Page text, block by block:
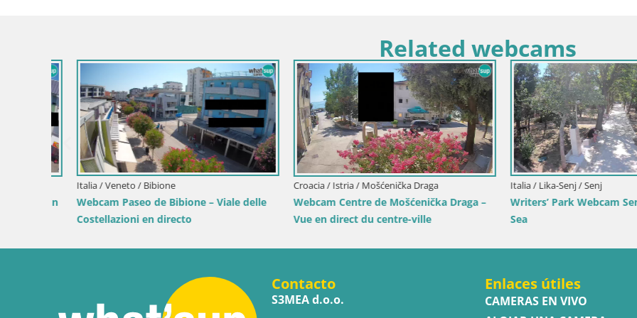
Related webcams
Croacia / Lika-Senj / Senj
Senj en directo – Parque de los Escritores
y Canal de Velebit
Croacia / Karlovac / Karlovac
Webcam Castillo Dubovac Karlovac –
Vista en directo del histórico castillo
Croacia / Split-Dalmacia / Bol
Webcam Bol centre-ville &
en direct depuis Bol, île de Brač
Contacto
S3MEA d.o.o.
Enlaces útiles
CAMERAS EN VIVO